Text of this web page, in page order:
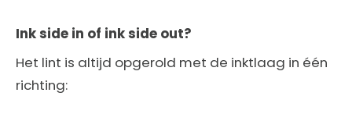
Ink side in of ink side out?
Het lint is altijd opgerold met de inktlaag in één
richting: